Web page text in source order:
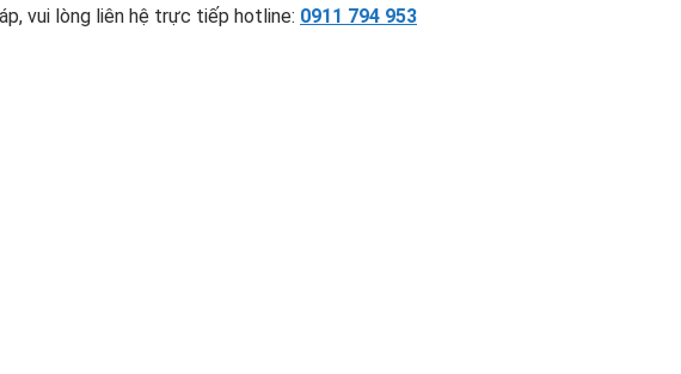
vui lòng liên hệ trực tiếp hotline: 0911 794 953